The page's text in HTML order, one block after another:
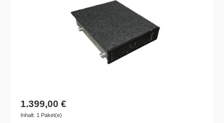
1.399,00 €
Inhalt: 1 Paket(e)